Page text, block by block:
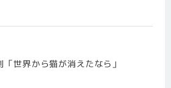
「世界から猫が消えたなら」